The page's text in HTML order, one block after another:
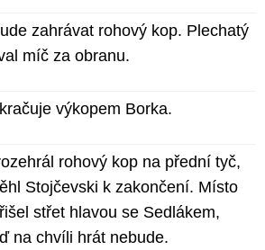
zahrávat rohový kop. Plechatý
míč za obranu.
výkopem Borka.
rohový kop na přední tyč,
Stojčevski k zakončení. Místo
střet hlavou se Sedlákem,
na chvíli hrát nebude.